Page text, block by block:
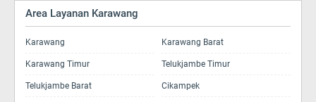
Area Layanan Karawang
Karawang Karawang Barat
Karawang Timur Telukjambe Timur
Telukjambe Barat Cikampek